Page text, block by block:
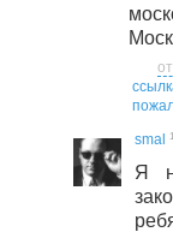
smal
Я